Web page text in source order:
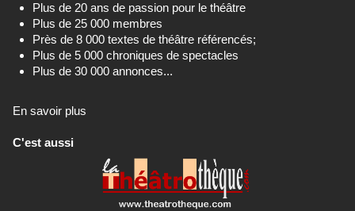
Plus de 20 ans de passion pour le théâtre
Plus de 25 000 membres
Près de 8 000 textes de théâtre référencés;
Plus de 5 000 chroniques de spectacles
Plus de 30 000 annonces...
En savoir plus
C'est aussi